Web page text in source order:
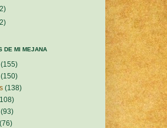
DE MI MEJANA
(155)
(150)
(138)
(93)
(76)